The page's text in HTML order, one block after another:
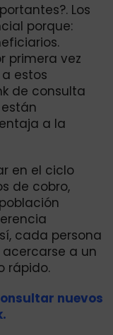
Los
porque:
primera vez
estos
de consulta
a la
en el ciclo
de cobro,
cada persona
a un
rápido.
nuevos